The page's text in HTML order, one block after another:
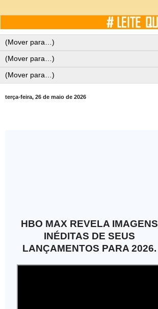
terça-feira, 26 de maio de 2026
HBO MAX REVELA IMAGENS
INÉDITAS DE SEUS
LANÇAMENTOS PARA 2026.